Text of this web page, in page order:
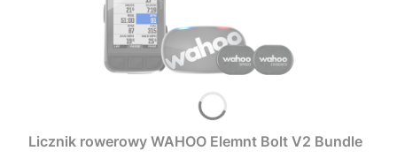
Licznik rowerowy WAHOO Elemnt Bolt V2 Bundle